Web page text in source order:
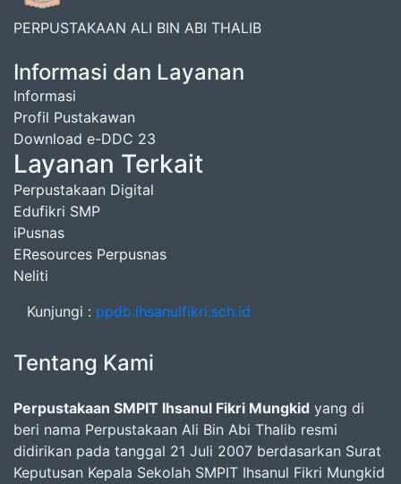
PERPUSTAKAAN ALI BIN ABI THALIB
Informasi dan Layanan
Informasi
Profil Pustakawan
Download e-DDC 23
Layanan Terkait
Perpustakaan Digital
Edufikri SMP
iPusnas
EResources Perpusnas
Neliti
Kunjungi : ppdb.ihsanulfikri.sch.id
Tentang Kami
Perpustakaan SMPIT Ihsanul Fikri Mungkid yang di
beri nama Perpustakaan Ali Bin Abi Thalib resmi
didirikan pada tanggal 21 Juli 2007 berdasarkan Surat
Keputusan Kepala Sekolah SMPIT Ihsanul Fikri Mungkid